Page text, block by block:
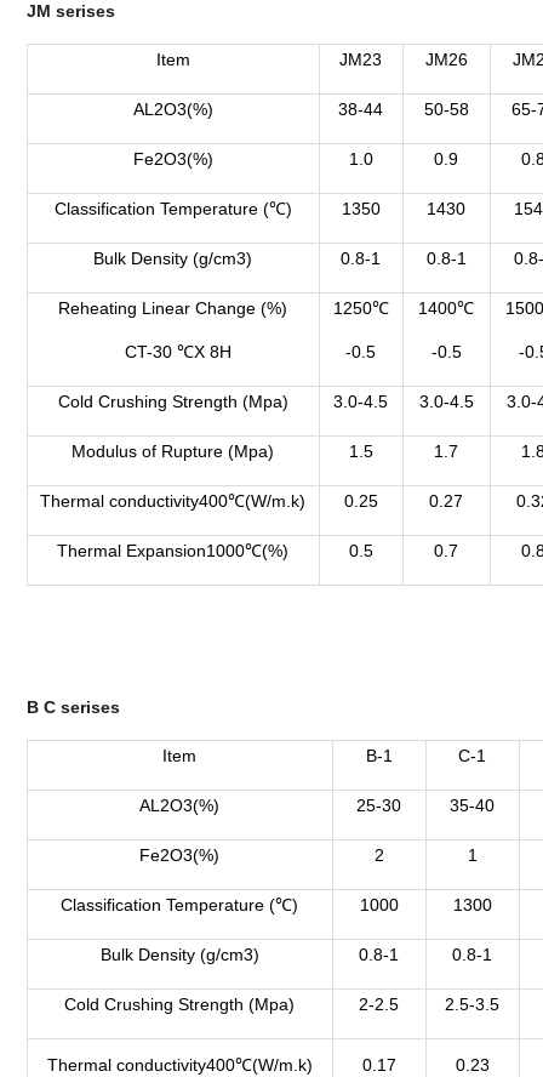
JM serises
Item JM23 JM26
AL2O3(%) 38-44 50-58 65-
Fe2O3(%) 1.0 0.9
Classification Temperature (℃) 1350 1430
Bulk Density (g/cm3) 0.8-1 0.8-1
Reheating Linear Change (%)
CT-30 ℃X 8H
1250℃
-0.5
1400℃
-0.5 -
Cold Crushing Strength (Mpa) 3.0-4.5 3.0-4.5 3.0-
Modulus of Rupture (Mpa) 1.5 1.7
Thermal conductivity400℃(W/m.k) 0.25 0.27
Thermal Expansion1000℃(%) 0.5 0.7
B C serises
Item B-1 C-1
AL2O3(%) 25-30 35-40
Fe2O3(%) 2 1
Classification Temperature (℃) 1000 1300
Bulk Density (g/cm3) 0.8-1 0.8-1
Cold Crushing Strength (Mpa) 2-2.5 2.5-3.5
Thermal conductivity400℃(W/m.k) 0.17 0.23